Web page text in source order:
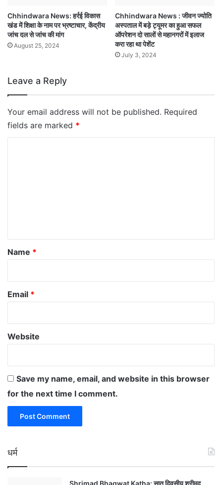
Chhindwara News: हर्रई विकास
खंड में शिक्षा के नाम पर भ्रष्टाचार, केंद्रीय
जांच दल से जांच की मांग
August 25, 2024
Chhindwara News : जीवन ज्योति
अस्पताल में बड़े ट्यूमर का हुआ सफल
ऑपरेशन दो सालों से महानगरों में इलाज
करा रहा था पेशेंट
July 3, 2024
Leave a Reply
Your email address will not be published. Required
fields are marked *
*
Name *
Email *
Website
Save my name, email, and website in this browser
for the next time I comment.
धर्म
Shrimad Bhagwat Katha: सात दिवसीय श्रीमद्